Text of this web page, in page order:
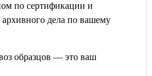
по сертификации и
дела по вашему
образцов — это ваш